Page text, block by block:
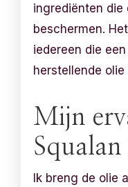
ingrediënten die
beschermen.
iedereen die
herstellende
Mijn
Ik breng de olie